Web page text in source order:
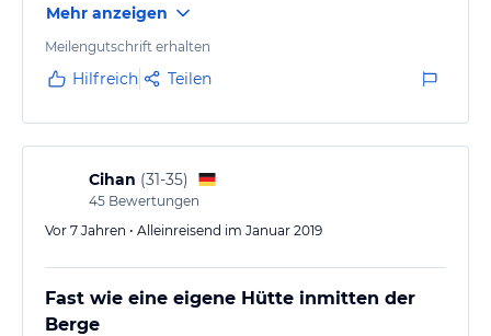
Frühstück war sehr gut und war im Preis enthalten.
Zudem verfügt das Hotel über kostenlose Parkplätze,
einen Innenpool und eine Sauna.
überhaupt hatte. Absolut zu empfehlen!
Mehr anzeigen
Meilengutschrift erhalten
Hilfreich Teilen
Cihan (31-35)
45 Bewertungen
Vor 7 Jahren • Alleinreisend im Januar 2019
Fast wie eine eigene Hütte inmitten der
Berge